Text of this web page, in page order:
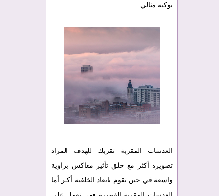
بوكيه مثالي.
العدسات المقربة تقربك للهدف المراد
تصويره أكثر مع خلق تأثير معاكس بزاوية
واسعة في حين تقوم بابعاد الخلفية أكثر أما